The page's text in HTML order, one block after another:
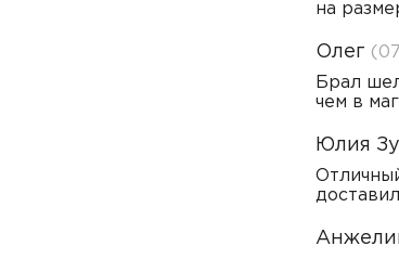
на
Олег
Брал
чем в
Юлия